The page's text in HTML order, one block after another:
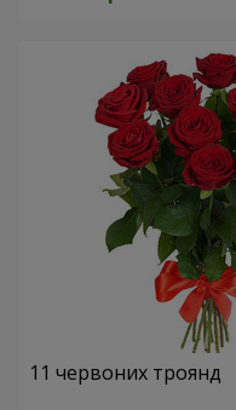
11 червоних троянд